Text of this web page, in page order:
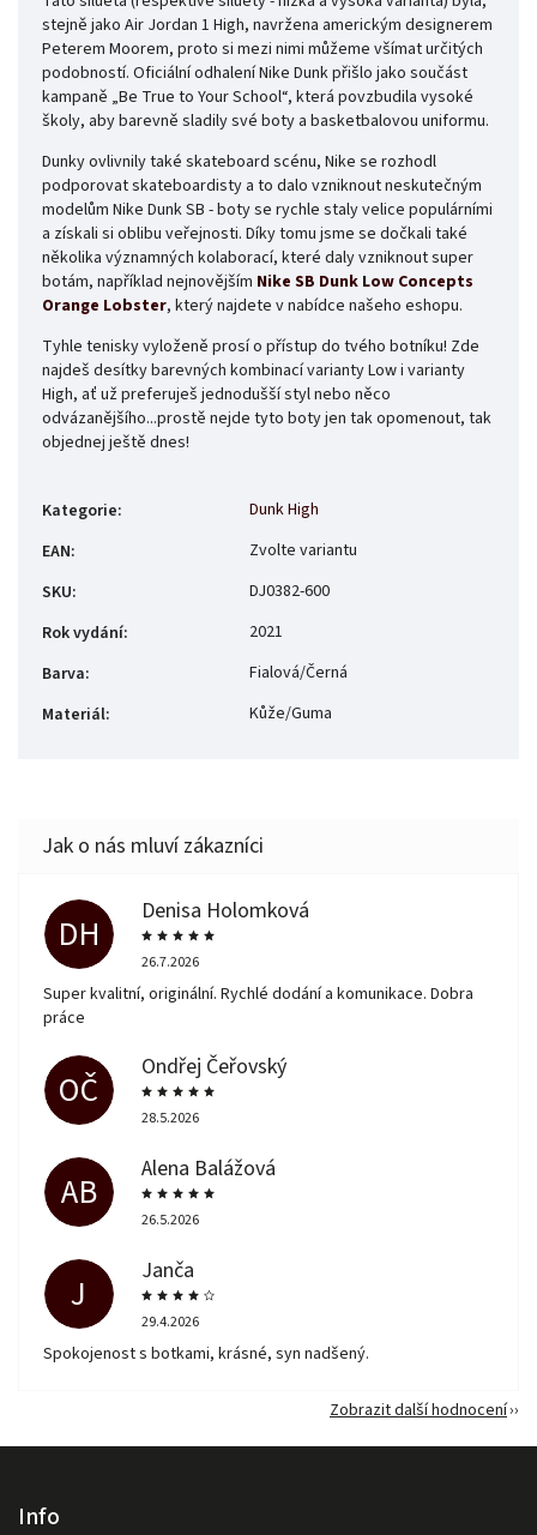
stejně jako Air Jordan 1 High, navržena americkým designerem
Peterem Moorem, proto si mezi nimi můžeme všímat určitých
podobností. Oficiální odhalení Nike Dunk přišlo jako součást
kampaně „Be True to Your School“, která povzbudila vysoké
školy, aby barevně sladily své boty a basketbalovou uniformu.
Dunky ovlivnily také skateboard scénu, Nike se rozhodl
podporovat skateboardisty a to dalo vzniknout neskutečným
modelům Nike Dunk SB - boty se rychle staly velice populárními
a získali si oblibu veřejnosti. Díky tomu jsme se dočkali také
několika významných kolaborací, které daly vzniknout super
botám, například nejnovějším Nike SB Dunk Low Concepts
Orange Lobster, který najdete v nabídce našeho eshopu.
Tyhle tenisky vyloženě prosí o přístup do tvého botníku! Zde
najdeš desítky barevných kombinací varianty Low i varianty
High, ať už preferuješ jednodušší styl nebo něco
odvázanějšího...prostě nejde tyto boty jen tak opomenout, tak
objednej ještě dnes!
Kategorie:
Dunk High
EAN:
Zvolte variantu
SKU:
DJ0382-600
Rok vydání:
2021
Barva:
Fialová/Černá
Materiál: Kůže/Guma
DH
Denisa Holomková
26.7.2026
Super kvalitní, originální. Rychlé dodání a komunikace. Dobra
práce
OČ
Ondřej Čeřovský
28.5.2026
AB
Alena Balážová
26.5.2026
J
Janča
29.4.2026
Spokojenost s botkami, krásné, syn nadšený.
Zobrazit další hodnocení
Info